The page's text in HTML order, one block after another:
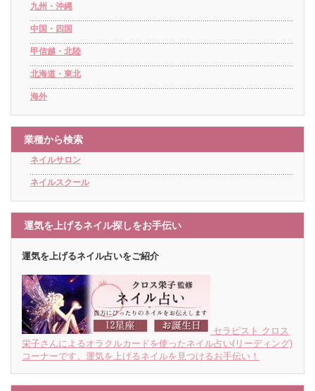
九州・沖縄
中国・四国
甲信越・北陸
北海道・東北
海外
業種から検索
ネイルサロン
ネイルスクール
運気を上げるネイル探しをお手伝い
運気を上げるネイル占いをご紹介
セラピスト クロス
栄子さんによるオラクルカードを使ったネイル占い(リーディング)
コーナーです。運気を上げるネイルを見つけるお手伝い！